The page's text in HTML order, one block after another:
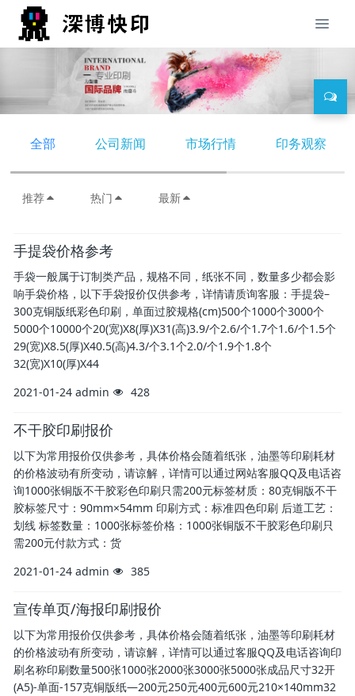
全部 公司新闻 市场行情 印务观察
推荐 热门 最新
手提袋价格参考
手袋一般属于订制类产品，规格不同，纸张不同，数量多少都会影
响手袋价格，以下手袋报价仅供参考，详情请质询客服：手提袋–
300克铜版纸彩色印刷，单面过胶规格(cm)500个1000个3000个
5000个10000个20(宽)X8(厚)X31(高)3.9/个2.6/个1.7个1.6/个1.5个
29(宽)X8.5(厚)X40.5(高)4.3/个3.1个2.0/个1.9个1.8个
32(宽)X10(厚)X44
2021-01-24 admin 428
不干胶印刷报价
以下为常用报价仅供参考，具体价格会随着纸张，油墨等印刷耗材
的价格波动有所变动，请谅解，详情可以通过网站客服QQ及电话咨
询1000张铜版不干胶彩色印刷只需200元标签材质：80克铜版不干
胶标签尺寸：90mm×54mm 印刷方式：标准四色印刷 后道工艺：
划线 标签数量：1000张标签价格：1000张铜版不干胶彩色印刷只
需200元付款方式：货
2021-01-24 admin 385
宣传单页/海报印刷报价
以下为常用报价仅供参考，具体价格会随着纸张，油墨等印刷耗材
的价格波动有所变动，请谅解，详情可以通过客服QQ及电话咨询印
刷名称印刷数量500张1000张2000张3000张5000张成品尺寸32开
(A5)-单面-157克铜版纸—200元250元400元600元210×140mm32